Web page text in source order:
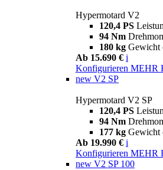
Hypermotard V2
120,4 PS
94 Nm
180 kg Gewicht
Ab 15.690 € i
Konfigurieren MEHR
new V2 SP
Hypermotard V2 SP
120,4 PS
94 Nm
177 kg Gewicht
Ab 19.990 € i
Konfigurieren MEHR
new V2 SP 100